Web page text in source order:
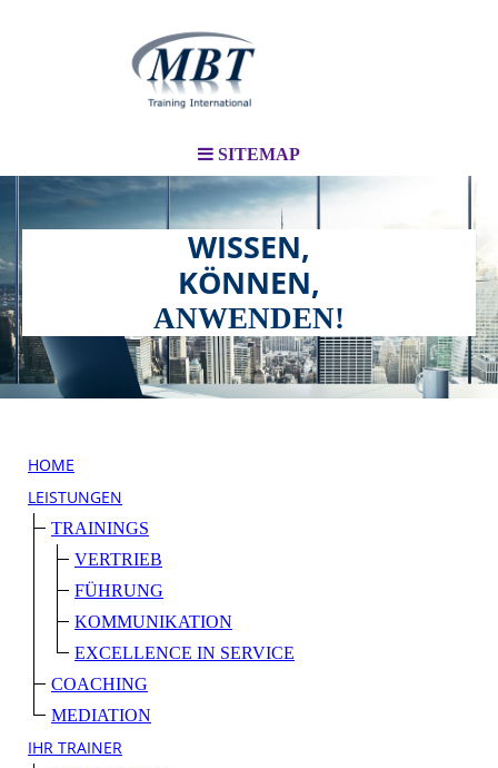
SITEMAP
WISSEN,
KÖNNEN,
ANWENDEN!
HOME
LEISTUNGEN
TRAININGS
VERTRIEB
FÜHRUNG
KOMMUNIKATION
EXCELLENCE IN SERVICE
COACHING
MEDIATION
IHR TRAINER